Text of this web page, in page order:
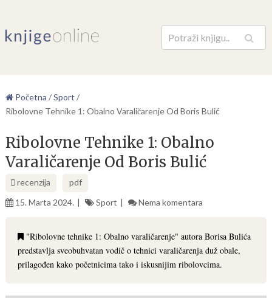
Pretraga
Početna /Sport /
Ribolovne Tehnike 1: Obalno Varaličarenje Od Boris Bulić
Ribolovne Tehnike 1: Obalno
Varaličarenje Od Boris Bulić
recenzija
pdf
15. Marta 2024.
Sport Nema komentara
"Ribolovne tehnike 1: Obalno varaličarenje" autora Borisa Bulića
predstavlja sveobuhvatan vodič o tehnici varaličarenja duž obale,
prilagođen kako početnicima tako i iskusnijim ribolovcima.